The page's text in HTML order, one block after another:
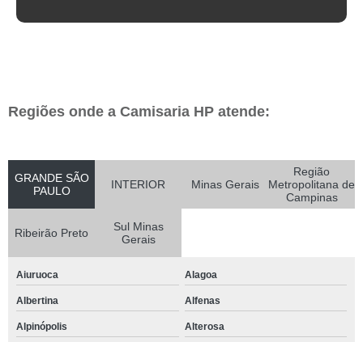
Regiões onde a Camisaria HP atende:
GRANDE SÃO
PAULO
INTERIOR Minas Gerais
Região
Metropolitana de
Campinas
Ribeirão Preto
Sul Minas
Gerais
Aiuruoca Alagoa
Albertina Alfenas
Alpinópolis Alterosa